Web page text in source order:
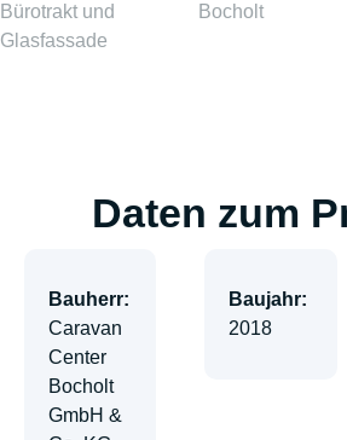
Daten zum
Bauherr:
Caravan
Center
Bocholt
GmbH &
Baujahr:
2018